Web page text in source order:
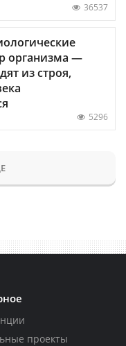
36537
организма —
из строя,
5296
проекты